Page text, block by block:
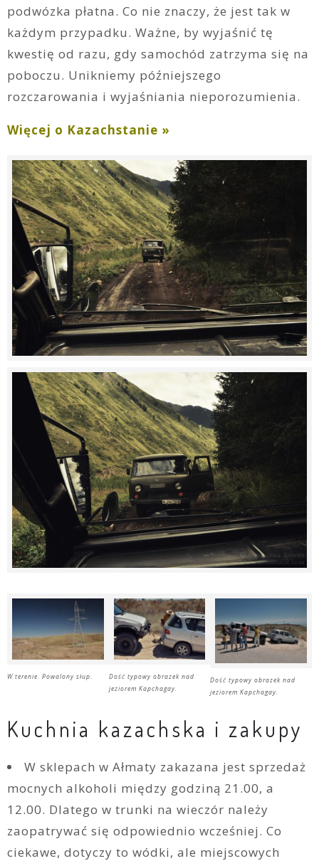
podwózka płatna. Co nie znaczy, że jest tak w
każdym przypadku. Ważne, by wyjaśnić tę
kwestię od razu, gdy samochód zatrzyma się na
poboczu. Unikniemy późniejszego
rozczarowania i wyjaśniania nieporozumienia.
Więcej o Kazachstanie »
W terenie. Powalony słup.
Dość typowy obrazek nad
jeziorem Kapchagay.
Dość typowy obrazek nad
jeziorem Kapchagay.
Kuchnia kazachska i zakupy
W sklepach w Ałmaty zakazana jest sprzedaż
mocnych alkoholi między godziną 21.00, a
12.00. Dlatego w trunki na wieczór należy
zaopatrywać się odpowiednio wcześniej. Co
ciekawe, dotyczy to wódki, ale miejscowych